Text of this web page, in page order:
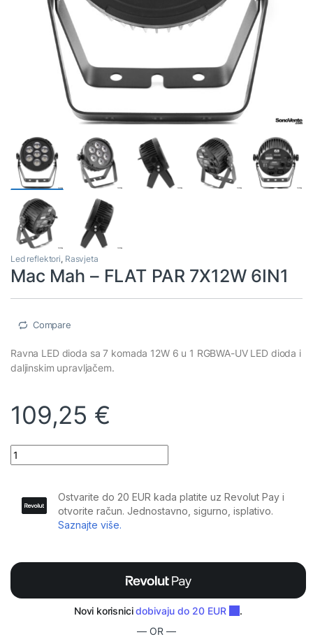
Led reflektori, Rasvjeta
Mac Mah – FLAT PAR 7X12W 6IN1
Compare
Ravna LED dioda sa 7 komada 12W 6 u 1 RGBWA-UV LED dioda i
daljinskim upravljačem.
109,25 €
Mac Mah - FLAT PAR 7X12W 6IN1 quantity
— OR —